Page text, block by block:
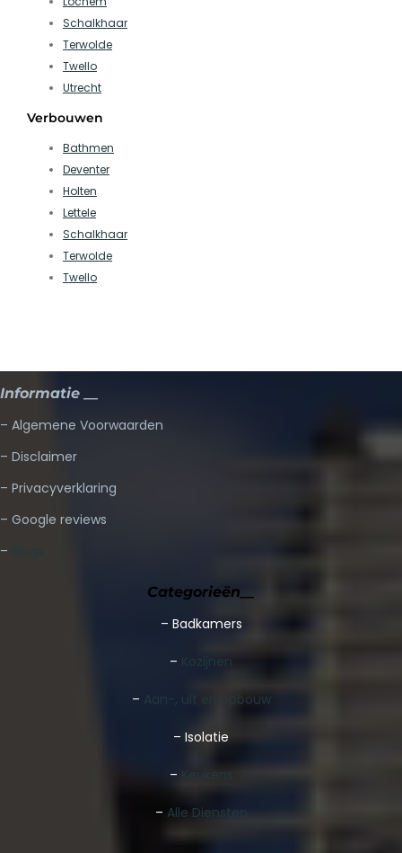
Schalkhaar
Terwolde
Twello
Utrecht
Verbouwen
Bathmen
Deventer
Holten
Lettele
Schalkhaar
Terwolde
Twello
Informatie __
– Algemene Voorwaarden
– Disclaimer
– Privacyverklaring
– Google reviews
–
Categorieën__
– Badkamers
– Kozijnen
– Aan-, uit en opbouw
– Isolatie
– Keukens
– Alle Diensten